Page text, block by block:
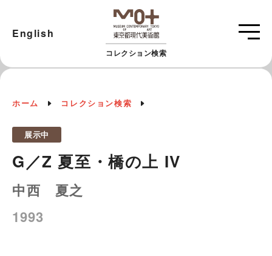
コレクション検索
English
ホーム コレクション検索
展示中
G／Z 夏至・橋の上 IV
中西 夏之
1993